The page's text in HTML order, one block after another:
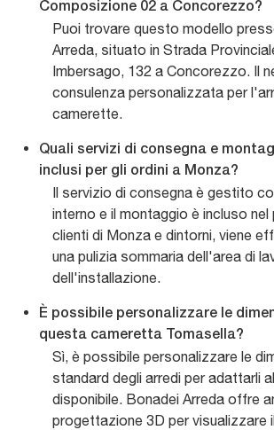
Composizione 02 a Concorezzo?
Puoi trovare questo modello
Arreda, situato in Strada
Imbersago, 132 a Concorezzo. Il
consulenza personalizzata per
camerette.
Quali servizi di consegna e
inclusi per gli ordini a Monza?
Il servizio di consegna è gestito
interno e il montaggio è incluso
clienti di Monza e dintorni, viene
una pulizia sommaria dell'area di
dell'installazione.
È possibile personalizzare le
questa cameretta Tomasella?
Sì, è possibile personalizzare le
standard degli arredi per adattarli
disponibile. Bonadei Arreda offre
progettazione 3D per visualizzare